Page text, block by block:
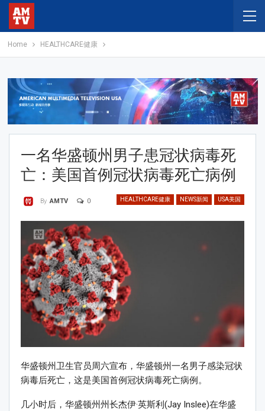
Home HEALTHCARE健康
一名华盛顿州男子患冠状病毒死
亡：美国首例冠状病毒死亡病例
HEALTHCARE健康 NEWS新闻 USA美国
By AMTV 0
华盛顿州卫生官员周六宣布，华盛顿州一名男子感染冠状
病毒后死亡，这是美国首例冠状病毒死亡病例。
几小时后，华盛顿州州长杰伊·英斯利(Jay Inslee)在华盛